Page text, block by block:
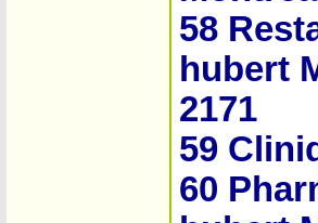
58
hubert
2171
59
60